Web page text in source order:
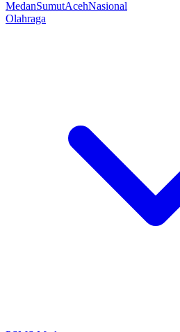
MedanSumutAcehNasional
Olahraga